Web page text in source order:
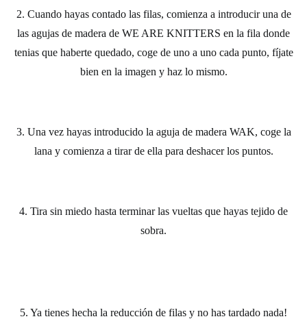
2. Cuando hayas contado las filas, comienza a introducir una de
las agujas de madera de WE ARE KNITTERS en la fila donde
tenias que haberte quedado, coge de uno a uno cada punto, fíjate
bien en la imagen y haz lo mismo.
3. Una vez hayas introducido la aguja de madera WAK, coge la
lana y comienza a tirar de ella para deshacer los puntos.
4. Tira sin miedo hasta terminar las vueltas que hayas tejido de
sobra.
5. Ya tienes hecha la reducción de filas y no has tardado nada!